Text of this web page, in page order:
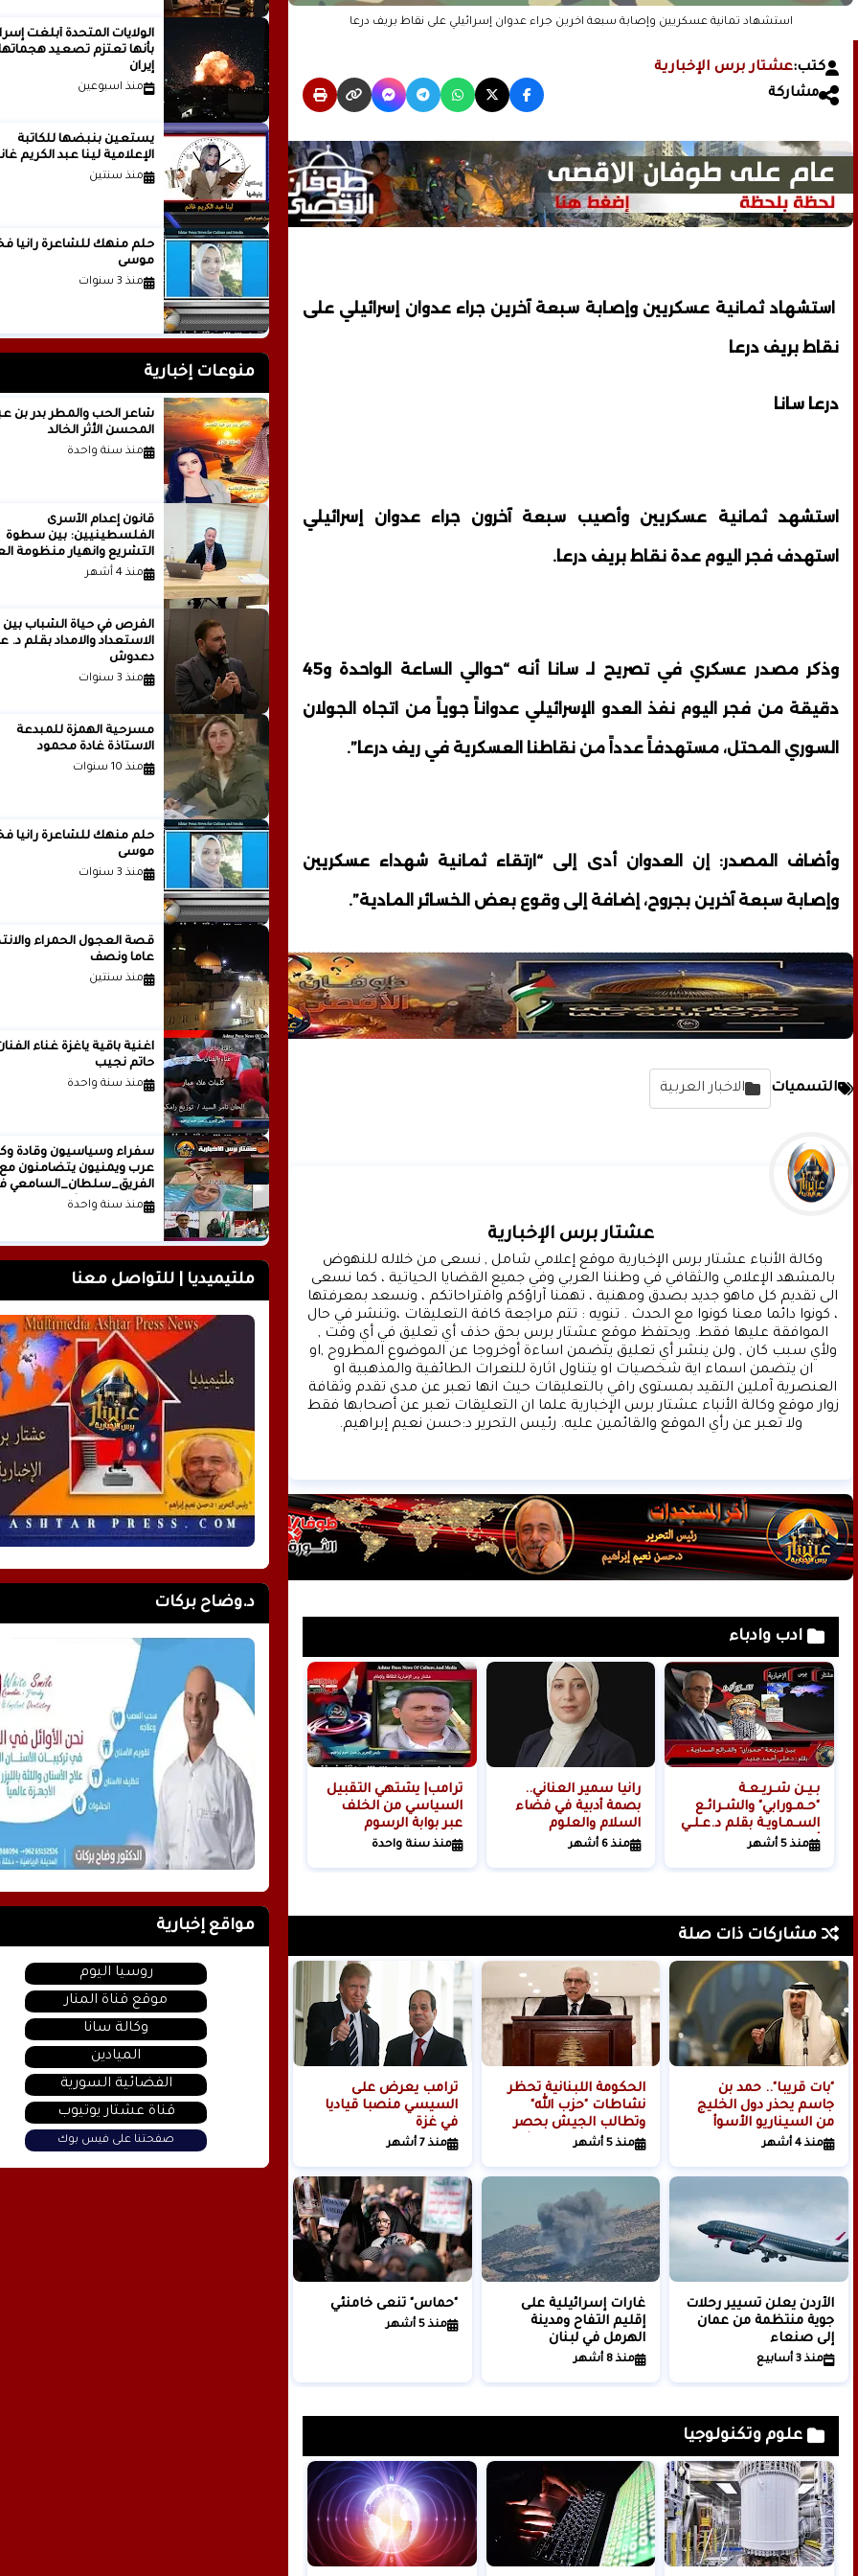
استشهاد ثمانية عسكريين وإصابة سبعة آخرين جراء عدوان إسرائيلي على نقاط بريف درعا
كتب:عشتار برس الإخبارية
مشاركة
استشهاد ثمانية عسكريين وإصابة سبعة آخرين جراء عدوان إسرائيلي على
نقاط بريف درعا
درعا سانا
استشهد ثمانية عسكريين وأصيب سبعة آخرون جراء عدوان إسرائيلي
استهدف فجر اليوم عدة نقاط بريف درعا.
وذكر مصدر عسكري في تصريح لـ سانا أنه “حوالي الساعة الواحدة و45
دقيقة من فجر اليوم نفذ العدو الإسرائيلي عدواناً جوياً من اتجاه الجولان
السوري المحتل، مستهدفاً عدداً من نقاطنا العسكرية في ريف درعا”.
وأضاف المصدر: إن العدوان أدى إلى “ارتقاء ثمانية شهداء عسكريين
وإصابة سبعة آخرين بجروح، إضافة إلى وقوع بعض الخسائر المادية”.
التسميات الاخبار العربية
عشتار برس الإخبارية
ولا تعبر عن رأي الموقع والقائمين عليه. رئيس التحرير د:حسن نعيم إبراهيم.
ادب وادباء
بـيـن شـريـعـة
"حـمـورابي" والشـرائـع
السـمـاويـة بقلم د.عـلـي
أحـمـد جـديـد
منذ 5 أشهر
رانيا سمير العناني..
بصمة أدبية في فضاء
السلام والعلوم
الإنسانية
منذ 6 أشهر
ترامب| يشتهي التقبيل
السياسي من الخلف
عبر بوابة الرسوم
الجمركية!
منذ سنة واحدة
مشاركات ذات صلة
"بات قريبا".. حمد بن
جاسم يحذر دول الخليج
من السيناريو الأسوأ
منذ 4 أشهر
الحكومة اللبنانية تحظر
نشاطات "حزب الله"
وتطالب الجيش بحصر
سلاحه بكافة الوسائل
منذ 5 أشهر
ترامب يعرض على
السيسي منصبا قياديا
في غزة
منذ 7 أشهر
الأردن يعلن تسيير رحلات
جوية منتظمة من عمان
إلى صنعاء
منذ 3 أسابيع
غارات إسرائيلية على
إقليم التفاح ومدينة
الهرمل في لبنان
منذ 8 أشهر
"حماس" تنعى خامنئي
منذ 5 أشهر
علوم وتكنولوجيا
الولايات المتحدة أبلغت
بأنها تعتزم تصعيد
إيران
منذ اسبوعين
يستعين بنبضها للكاتبة
الإعلامية لينا عبد الكريم غانم
منذ سنتين
حلم منهك للشاعرة
موسى
منذ 3 سنوات
منوعات إخبارية
شاعر الحب والمطر بدر
المحسن الأثر الخالد
منذ سنة واحدة
قانون إعدام الأسرى
الفلسطينيين: بين سطوة
التشريع وانهيار منظومة
الدولية...بقلم الدكتور وسيم
منذ 4 أشهر
الفرص في حياة الشباب بين
الاستعداد والامداد
دعدوش
منذ 3 سنوات
مسرحية الهمزة للمبدعة
الاستاذة غادة محمود
منذ 10 سنوات
حلم منهك للشاعرة
موسى
منذ 3 سنوات
قصة العجول الحمراء
عاما ونصف
منذ سنتين
اغنية باقية ياغزة غناء
حاتم نجيب
منذ سنة واحدة
سفراء وسياسيون وقادة
عرب ويمنيون يتضامنون مع
الفريق_سلطان_السامعي
وجه حملة التشويه.. تقرير
منذ سنة واحدة
ملتيميديا | للتواصل معنا
د.وضاح بركات
مواقع إخبارية
روسيا اليوم
موقع قناة المنار
وكالة سانا
الميادين
الفضائية السورية
قناة عشتار يوتيوب
صفحتنا على فيس بوك